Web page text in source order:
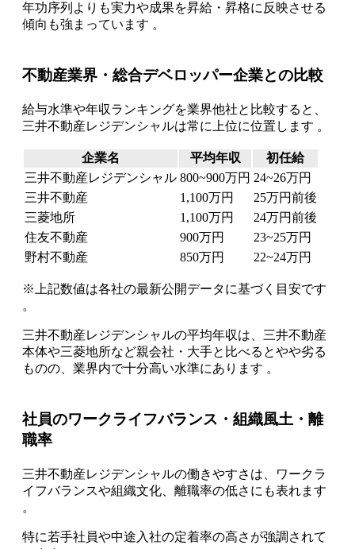
年功序列よりも実力や成果を昇給・昇格に反映させる
傾向も強まっています 。
不動産業界・総合デベロッパー企業との比較
給与水準や年収ランキングを業界他社と比較すると、
三井不動産レジデンシャルは常に上位に位置します 。
企業名 平均年収
初任給
三井不動産レジデンシャル 800~900万円 24~26万円
三井不動産
1,100万円
25万円前後
三菱地所
1,100万円
24万円前後
住友不動産
900万円
23~25万円
野村不動産
850万円 22~24万円
※上記数値は各社の最新公開データに基づく目安です
。
三井不動産レジデンシャルの平均年収は、三井不動産
本体や三菱地所など親会社・大手と比べるとやや劣る
ものの、業界内で十分高い水準にあります 。
社員のワークライフバランス・組織風土・離
職率
三井不動産レジデンシャルの働きやすさは、ワークラ
イフバランスや組織文化、離職率の低さにも表れます
。
特に若手社員や中途入社の定着率の高さが強調されて